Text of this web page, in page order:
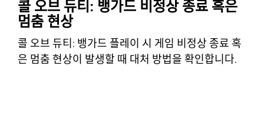
콜 오브 듀티: 뱅가드 비정상 종료 혹은
멈춤 현상
콜 오브 듀티: 뱅가드 플레이 시 게임 비정상 종료 혹
은 멈춤 현상이 발생할 때 대처 방법을 확인합니다.